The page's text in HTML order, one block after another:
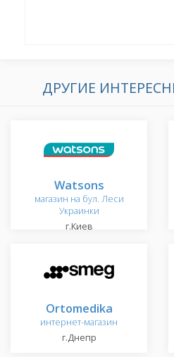
ДРУГИЕ
Watsons
магазин на бул. Леси
Украинки
г.Киев
Ortomedika
интернет-магазин
г.Днепр